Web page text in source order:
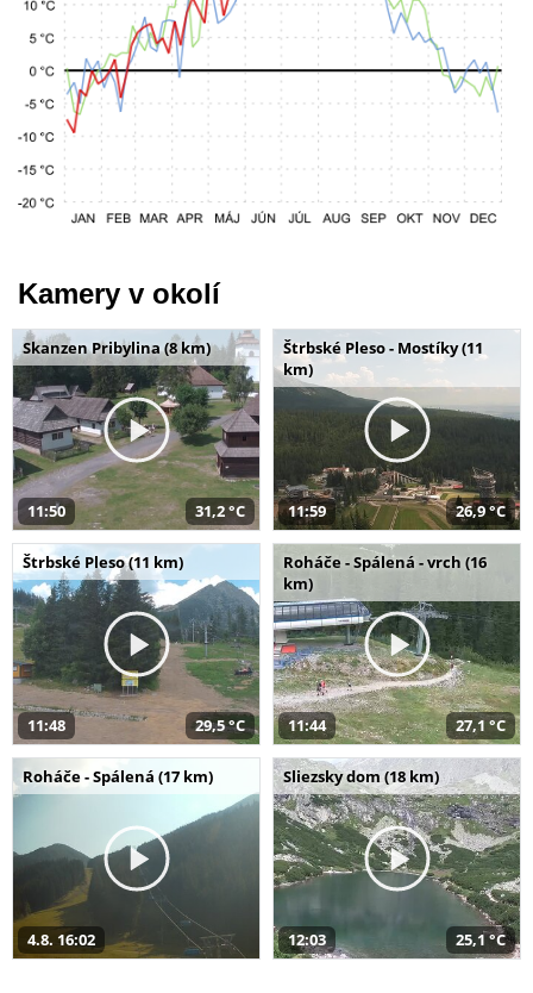
Kamery v okolí
Skanzen Pribylina (8 km)
11:50 31,2 °C
Štrbské Pleso - Mostíky (11
km)
11:59 26,9 °C
Štrbské Pleso (11 km)
11:48 29,5 °C
Roháče - Spálená - vrch (16
km)
11:44 27,1 °C
Roháče - Spálená (17 km)
4.8. 16:02
Sliezsky dom (18 km)
12:03 25,1 °C